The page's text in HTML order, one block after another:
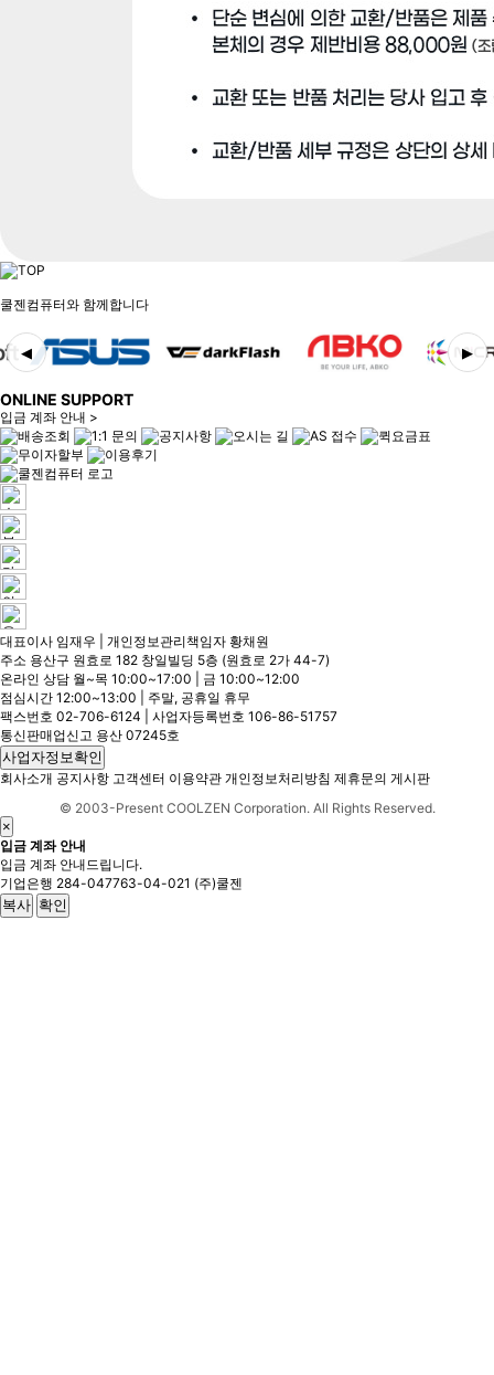
쿨젠컴퓨터와 함께합니다
◀ ▶
ONLINE SUPPORT
입금 계좌 안내 >
대표이사 임재우 | 개인정보관리책임자 황채원
주소 용산구 원효로 182 창일빌딩 5층 (원효로 2가 44-7)
온라인 상담 월~목 10:00~17:00 | 금 10:00~12:00
점심시간 12:00~13:00 | 주말, 공휴일 휴무
팩스번호 02-706-6124 | 사업자등록번호 106-86-51757
통신판매업신고 용산 07245호
사업자정보확인
회사소개 공지사항 고객센터 이용약관 개인정보처리방침 제휴문의 게시판
© 2003-Present COOLZEN Corporation. All Rights Reserved.
×
입금 계좌 안내
입금 계좌 안내드립니다.
기업은행 284-047763-04-021 (주)쿨젠
복사 확인